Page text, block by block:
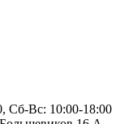
Сб-Вс: 10:00-18:00